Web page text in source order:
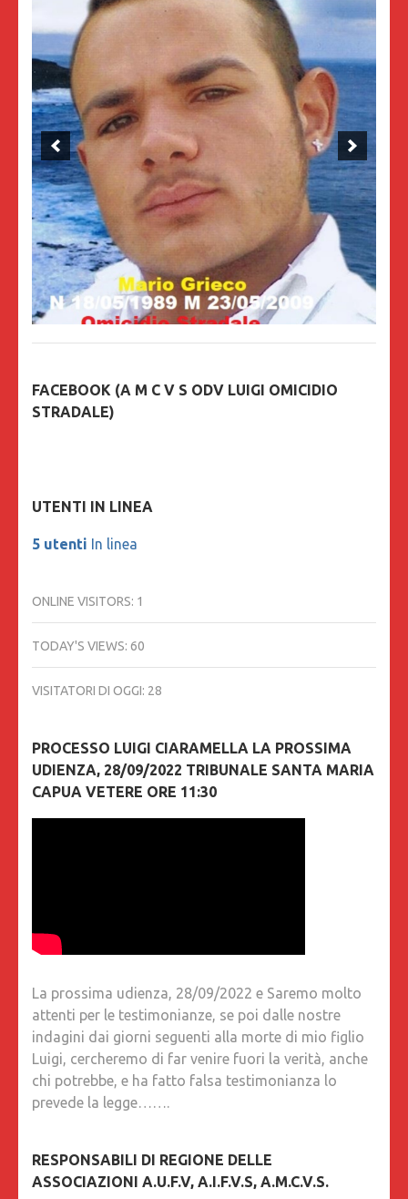
FACEBOOK (A M C V S ODV LUIGI OMICIDIO
STRADALE)
UTENTI IN LINEA
5 utenti In linea
ONLINE VISITORS: 1
TODAY'S VIEWS: 60
VISITATORI DI OGGI: 28
PROCESSO LUIGI CIARAMELLA LA PROSSIMA
UDIENZA, 28/09/2022 TRIBUNALE SANTA MARIA
CAPUA VETERE ORE 11:30
La prossima udienza, 28/09/2022 e Saremo molto
attenti per le testimonianze, se poi dalle nostre
indagini dai giorni seguenti alla morte di mio figlio
Luigi, cercheremo di far venire fuori la verità, anche
chi potrebbe, e ha fatto falsa testimonianza lo
prevede la legge…….
RESPONSABILI DI REGIONE DELLE
ASSOCIAZIONI A.U.F.V, A.I.F.V.S, A.M.C.V.S.